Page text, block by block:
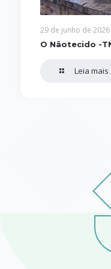
29 de junho de 2026
O Nãotecido -
Leia mais